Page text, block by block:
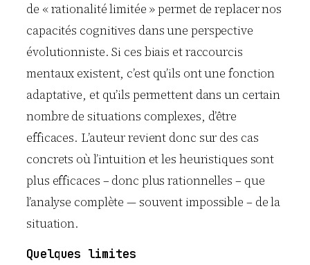
de « rationalité limitée » permet de replacer nos
capacités cognitives dans une perspective
évolutionniste. Si ces biais et raccourcis
mentaux existent, c’est qu’ils ont une fonction
adaptative, et qu’ils permettent dans un certain
nombre de situations complexes, d’être
efficaces. L’auteur revient donc sur des cas
concrets où l’intuition et les heuristiques sont
plus efficaces – donc plus rationnelles – que
l’analyse complète — souvent impossible – de la
situation.
Quelques limites